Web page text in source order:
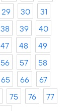
29 30
31
38 39
40
47 48
49
56 57
58
65 66
67
75 76
77